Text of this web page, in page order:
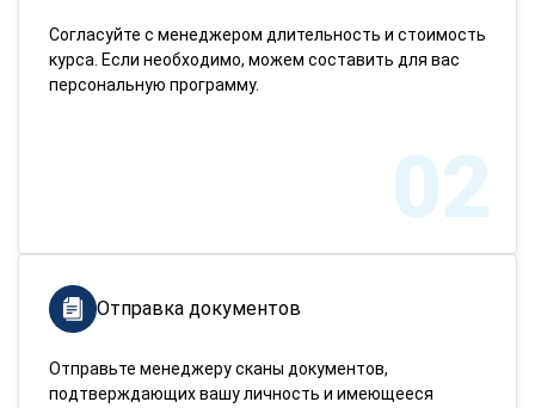
Согласуйте с менеджером длительность и стоимость
курса. Если необходимо, можем составить для вас
персональную программу.
02
Отправка документов
Отправьте менеджеру сканы документов,
подтверждающих вашу личность и имеющееся